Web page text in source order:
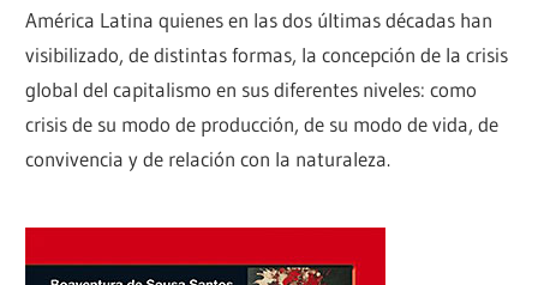
América Latina quienes en las dos últimas décadas han
visibilizado, de distintas formas, la concepción de la crisis
global del capitalismo en sus diferentes niveles: como
crisis de su modo de producción, de su modo de vida, de
convivencia y de relación con la naturaleza.